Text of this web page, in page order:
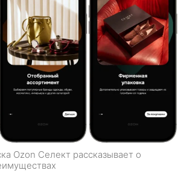
Ozon Селект рассказывает о